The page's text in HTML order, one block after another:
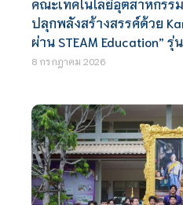
คณะเทคโนโลยีอุตสาหกรร
ปลุกพลังสร้างสรรค์ด้วย
ผ่าน STEAM Education” รุ่
8 กรกฎาคม 2026